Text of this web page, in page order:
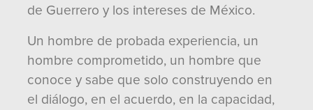
de Guerrero y los intereses de México.
Un hombre de probada experiencia, un
hombre comprometido, un hombre que
conoce y sabe que solo construyendo en
el diálogo, en el acuerdo, en la capacidad,